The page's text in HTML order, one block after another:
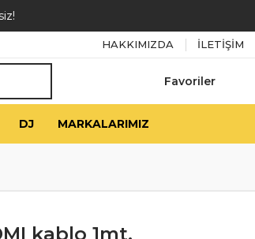
HAKKIMIZDA İLETİŞİM
Favoriler
DJ MARKALARIMIZ
kablo 1mt.